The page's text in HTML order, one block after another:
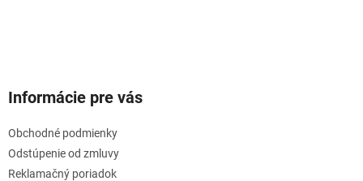
Informácie pre vás
Obchodné podmienky
Odstúpenie od zmluvy
Reklamačný poriadok